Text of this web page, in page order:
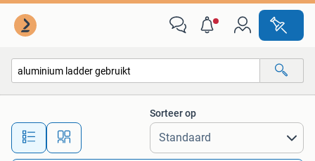
Alle afstanden…
Sorteer op